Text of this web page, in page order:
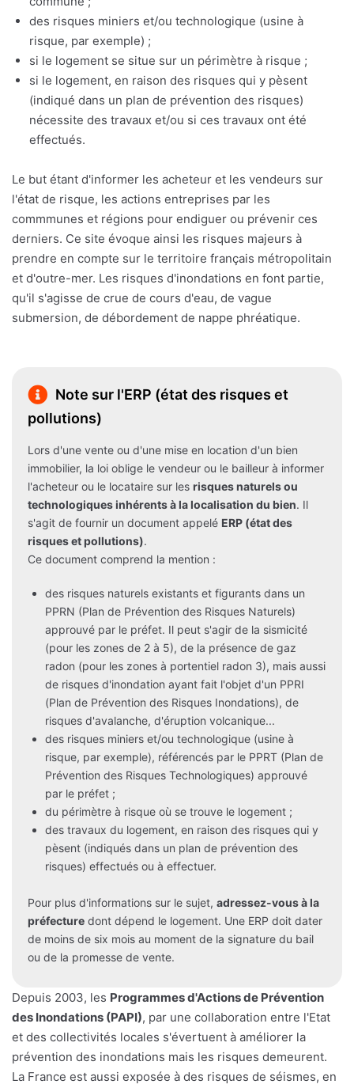
des risques miniers et/ou technologique (usine à
risque, par exemple) ;
si le logement se situe sur un périmètre à risque ;
si le logement, en raison des risques qui y pèsent
(indiqué dans un plan de prévention des risques)
nécessite des travaux et/ou si ces travaux ont été
effectués.
Le but étant d'informer les acheteur et les vendeurs sur
l'état de risque, les actions entreprises par les
commmunes et régions pour endiguer ou prévenir ces
derniers. Ce site évoque ainsi les risques majeurs à
prendre en compte sur le territoire français métropolitain
et d'outre-mer. Les risques d'inondations en font partie,
qu'il s'agisse de crue de cours d'eau, de vague
submersion, de débordement de nappe phréatique.
Note sur l'ERP (état des risques et
pollutions)
Lors d'une vente ou d'une mise en location d'un bien
immobilier, la loi oblige le vendeur ou le bailleur à informer
l'acheteur ou le locataire sur les risques naturels ou
technologiques inhérents à la localisation du bien. Il
s'agit de fournir un document appelé ERP (état des
risques et pollutions).
Ce document comprend la mention :
des risques naturels existants et figurants dans un
PPRN (Plan de Prévention des Risques Naturels)
approuvé par le préfet. Il peut s'agir de la sismicité
(pour les zones de 2 à 5), de la présence de gaz
radon (pour les zones à portentiel radon 3), mais aussi
de risques d'inondation ayant fait l'objet d'un PPRI
(Plan de Prévention des Risques Inondations), de
risques d'avalanche, d'éruption volcanique...
des risques miniers et/ou technologique (usine à
risque, par exemple), référencés par le PPRT (Plan de
Prévention des Risques Technologiques) approuvé
par le préfet ;
du périmètre à risque où se trouve le logement ;
des travaux du logement, en raison des risques qui y
pèsent (indiqués dans un plan de prévention des
risques) effectués ou à effectuer.
Pour plus d'informations sur le sujet, adressez-vous à la
préfecture dont dépend le logement. Une ERP doit dater
de moins de six mois au moment de la signature du bail
ou de la promesse de vente.
Depuis 2003, les Programmes d'Actions de Prévention
des Inondations (PAPI), par une collaboration entre l'Etat
et des collectivités locales s'évertuent à améliorer la
prévention des inondations mais les risques demeurent.
La France est aussi exposée à des risques de séismes, en